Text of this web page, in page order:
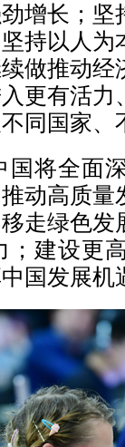
增长；坚
持以人为
做推动经
更有活力
同国家、
国将全面
动高质量
走绿色发
；建设更
国发展机